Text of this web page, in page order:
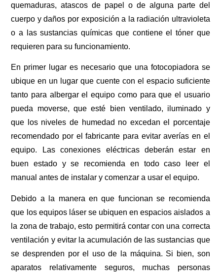
quemaduras, atascos de papel o de alguna parte del
cuerpo y daños por exposición a la radiación ultravioleta
o a las sustancias químicas que contiene el tóner que
requieren para su funcionamiento.
En primer lugar es necesario que una fotocopiadora se
ubique en un lugar que cuente con el espacio suficiente
tanto para albergar el equipo como para que el usuario
pueda moverse, que esté bien ventilado, iluminado y
que los niveles de humedad no excedan el porcentaje
recomendado por el fabricante para evitar averías en el
equipo. Las conexiones eléctricas deberán estar en
buen estado y se recomienda en todo caso leer el
manual antes de instalar y comenzar a usar el equipo.
Debido a la manera en que funcionan se recomienda
que los equipos láser se ubiquen en espacios aislados a
la zona de trabajo, esto permitirá contar con una correcta
ventilación y evitar la acumulación de las sustancias que
se desprenden por el uso de la máquina. Si bien, son
aparatos relativamente seguros, muchas personas